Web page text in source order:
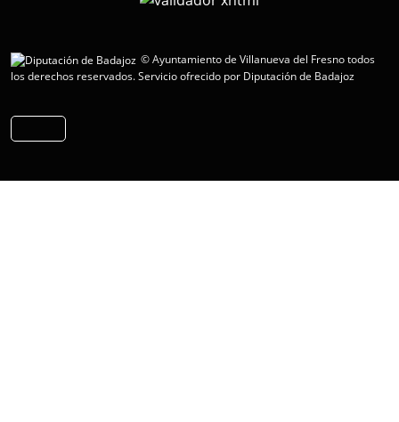
© Ayuntamiento de Villanueva del Fresno todos
los derechos reservados.Servicio ofrecido por Diputación de Badajoz